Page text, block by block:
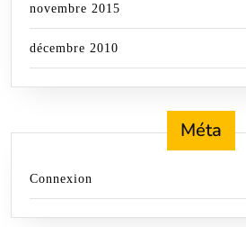
novembre 2015
décembre 2010
Méta
Connexion